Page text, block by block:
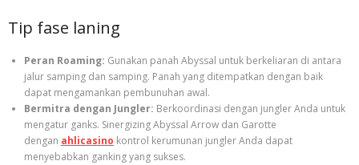
Tip fase laning
Peran Roaming: Gunakan panah Abyssal untuk berkeliaran di antara
jalur samping dan samping. Panah yang ditempatkan dengan baik
dapat mengamankan pembunuhan awal.
Bermitra dengan Jungler: Berkoordinasi dengan jungler Anda untuk
mengatur ganks. Sinergizing Abyssal Arrow dan Garotte
dengan ahlicasino kontrol kerumunan jungler Anda dapat
menyebabkan ganking yang sukses.